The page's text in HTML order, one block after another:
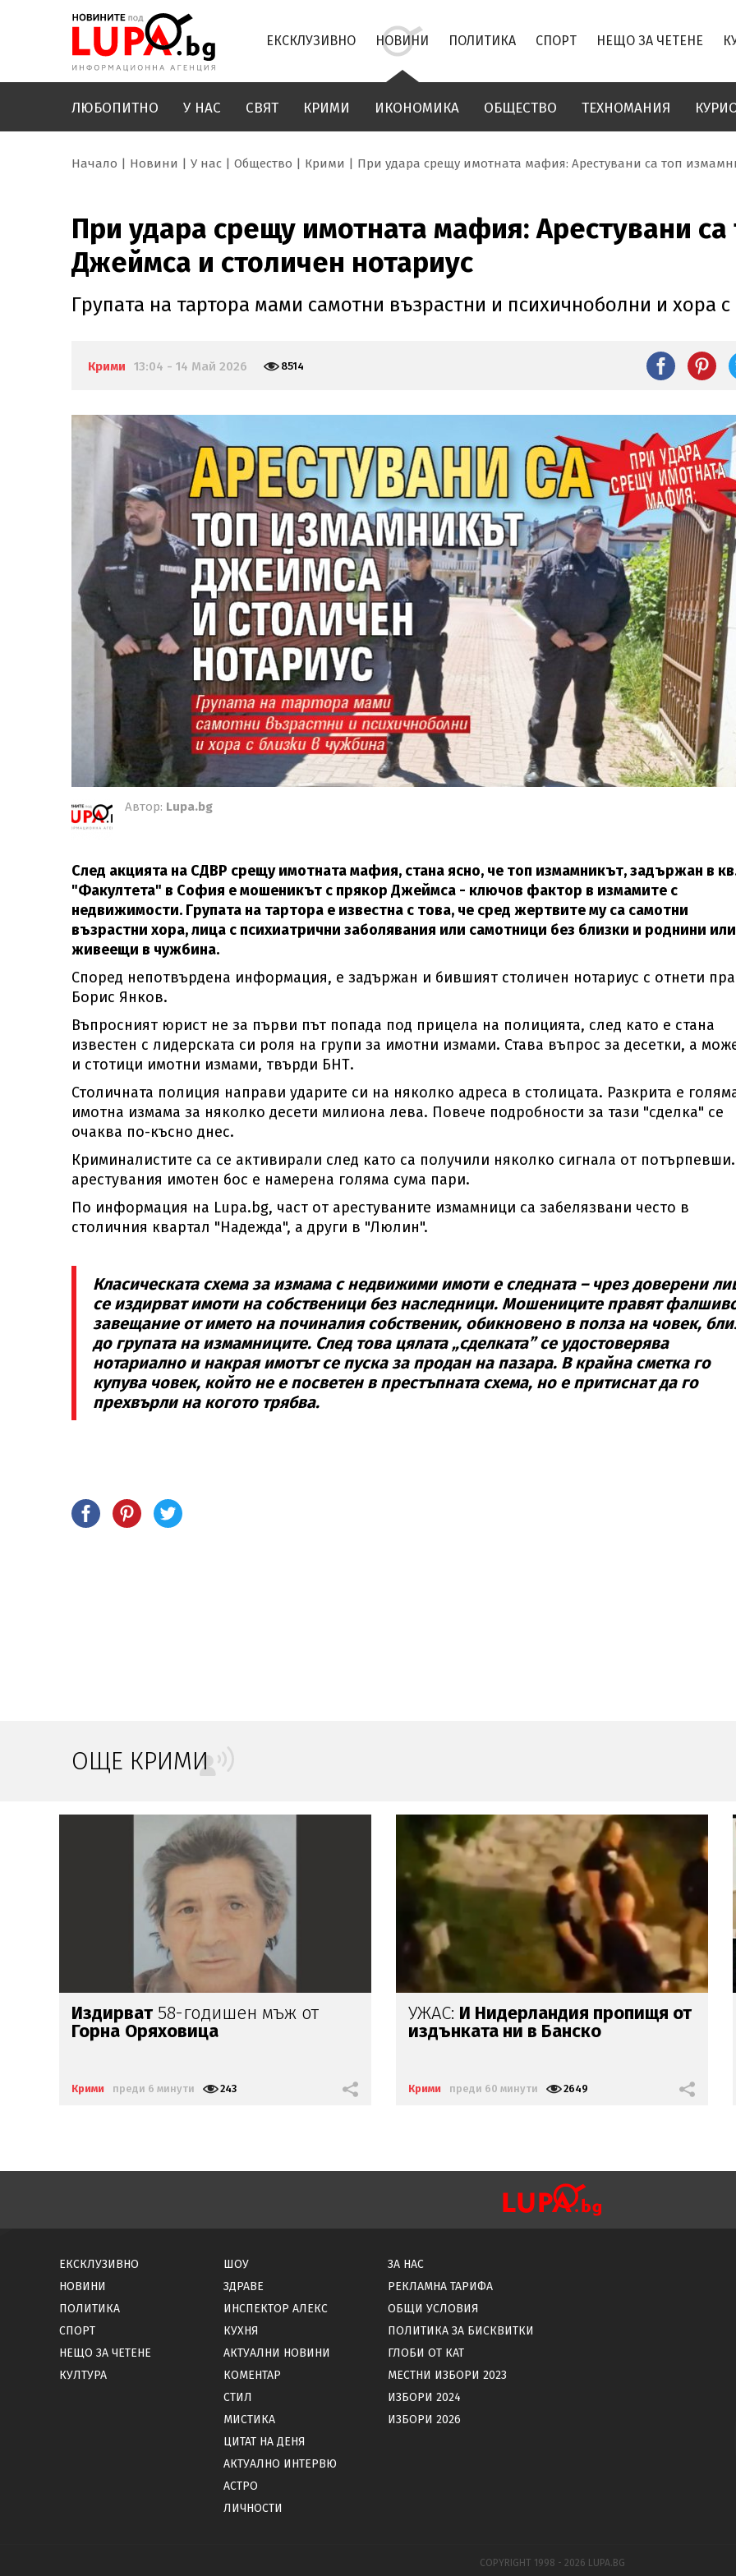
ЕКСКЛУЗИВНО НОВИНИ ПОЛИТИКА СПОРТ НЕЩО ЗА ЧЕТЕНЕ
ЛЮБОПИТНО У НАС СВЯТ КРИМИ ИКОНОМИКА ОБЩЕСТВО ТЕХНОМАНИЯ
Начало Новини У нас Общество Крими При удара срещу имотната мафия: Арестувани са топ
При удара срещу имотната мафия: Арестувани
Джеймса и столичен нотариус
Групата на тартора мами самотни възрастни и психичноболни и хора
Крими 13:04 - 14 Май 2026 8514
Автор: Lupa.bg
След акцията на СДВР срещу имотната мафия, стана ясно, че топ измамникът, задържан в
"Факултета" в София е мошеникът с прякор Джеймса - ключов фактор в измамите с
недвижимости. Групата на тартора е известна с това, че сред жертвите му са самотни
възрастни хора, лица с психиатрични заболявания или самотници без близки и роднини или
живеещи в чужбина.
Според непотвърдена информация, е задържан и бившият столичен нотариус с отнети
Борис Янков.
Въпросният юрист не за първи път попада под прицела на полицията, след като е стана
известен с лидерската си роля на групи за имотни измами. Става въпрос за десетки, а
и стотици имотни измами, твърди БНТ.
Столичната полиция направи ударите си на няколко адреса в столицата. Разкрита е
имотна измама за няколко десети милиона лева. Повече подробности за тази "сделка" се
очаква по-късно днес.
Криминалистите са се активирали след като са получили няколко сигнала от
арестувания имотен бос е намерена голяма сума пари.
По информация на Lupa.bg, част от арестуваните измамници са забелязвани често в
столичния квартал "Надежда", а други в "Люлин".
Класическата схема за измама с недвижими имоти е следната – чрез доверени
се издирват имоти на собственици без наследници. Мошениците правят
завещание от името на починалия собственик, обикновено в полза на човек,
до групата на измамниците. След това цялата „сделката” се удостоверява
нотариално и накрая имотът се пуска за продан на пазара. В крайна сметка го
купува човек, който не е посветен в престъпната схема, но е притиснат да го
прехвърли на когото трябва.
ОЩЕ КРИМИ
УЖАС:И Нидерландия пропищя от
издънката ни в Банско
Крими преди 60 минути 2649
Убитиятв Пловдив -горен с
цигарии собръснати вежди,
Крими преди 1 час 3288
ЕКСКЛУЗИВНО
НОВИНИ
ПОЛИТИКА
СПОРТ
НЕЩО ЗА ЧЕТЕНЕ
КУЛТУРА
ШОУ
ЗДРАВЕ
ИНСПЕКТОР АЛЕКС
КУХНЯ
АКТУАЛНИ НОВИНИ
КОМЕНТАР
СТИЛ
МИСТИКА
ЦИТАТ НА ДЕНЯ
АКТУАЛНО ИНТЕРВЮ
АСТРО
ЛИЧНОСТИ
ЗА НАС
РЕКЛАМНА ТАРИФА
ОБЩИ УСЛОВИЯ
ПОЛИТИКА ЗА БИСКВИТКИ
ГЛОБИ ОТ КАТ
МЕСТНИ ИЗБОРИ 2023
ИЗБОРИ 2024
ИЗБОРИ 2026
COPYRIGHT 1998 - 2026 LUPA.BG